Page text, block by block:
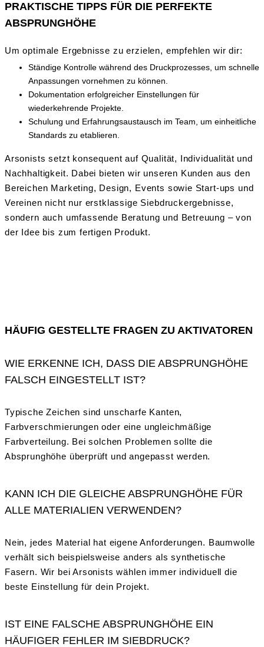
PRAKTISCHE TIPPS FÜR DIE PERFEKTE
ABSPRUNGHÖHE
Um optimale Ergebnisse zu erzielen, empfehlen wir dir:
Ständige Kontrolle während des Druckprozesses, um schnelle
Anpassungen vornehmen zu können.
Dokumentation erfolgreicher Einstellungen für
wiederkehrende Projekte.
Schulung und Erfahrungsaustausch im Team, um einheitliche
Standards zu etablieren.
Arsonists setzt konsequent auf Qualität, Individualität und
Nachhaltigkeit. Dabei bieten wir unseren Kunden aus den
Bereichen Marketing, Design, Events sowie Start-ups und
Vereinen nicht nur erstklassige Siebdruckergebnisse,
sondern auch umfassende Beratung und Betreuung – von
der Idee bis zum fertigen Produkt.
HÄUFIG GESTELLTE FRAGEN ZU AKTIVATOREN
WIE ERKENNE ICH, DASS DIE ABSPRUNGHÖHE
FALSCH EINGESTELLT IST?
Typische Zeichen sind unscharfe Kanten,
Farbverschmierungen oder eine ungleichmäßige
Farbverteilung. Bei solchen Problemen sollte die
Absprunghöhe überprüft und angepasst werden.
KANN ICH DIE GLEICHE ABSPRUNGHÖHE FÜR
ALLE MATERIALIEN VERWENDEN?
Nein, jedes Material hat eigene Anforderungen. Baumwolle
verhält sich beispielsweise anders als synthetische
Fasern. Wir bei Arsonists wählen immer individuell die
beste Einstellung für dein Projekt.
IST EINE FALSCHE ABSPRUNGHÖHE EIN
HÄUFIGER FEHLER IM SIEBDRUCK?